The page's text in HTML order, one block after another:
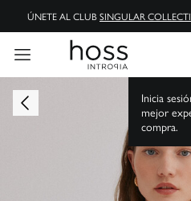
ÚNETE AL CLUBSINGULAR
Inicia
mejor
compra.